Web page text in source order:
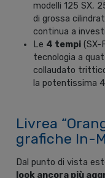
modelli 125 SX,
di grossa
continua a
Le 4 tempi (SX-
tecnologia a
collaudato
la potentissima
Livrea
grafiche In-
Dal punto di vista
look ancora più